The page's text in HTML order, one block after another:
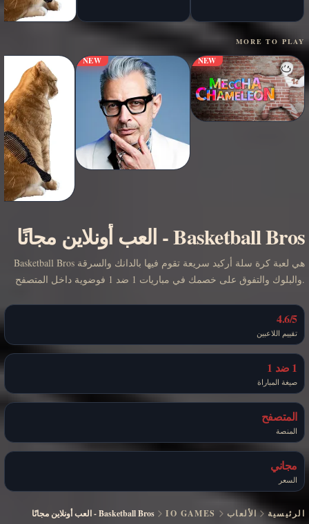
MORE TO PLAY
NEW
NEW
Basketball Bros
- العب أونلاين مجانًا
Basketball Bros هي لعبة كرة سلة أركيد سريعة تقوم فيها بالدانك والسرقة
والبلوك والتفوق على خصمك في مباريات 1 ضد 1 فوضوية داخل المتصفح.
4.6/5
تقييم اللاعبين
1 ضد 1
صيغة المباراة
المتصفح
المنصة
مجاني
السعر
الرئيسية الألعاب IO GAMES
Basketball Bros
-العب أونلاين مجانًا